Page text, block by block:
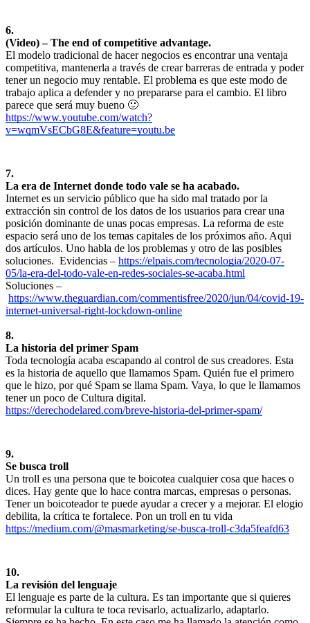
6.
(Video) – The end of competitive advantage.
El modelo tradicional de hacer negocios es encontrar una ventaja
competitiva, mantenerla a través de crear barreras de entrada y poder
tener un negocio muy rentable. El problema es que este modo de
trabajo aplica a defender y no prepararse para el cambio. El libro
parece que será muy bueno 🙂
https://www.youtube.com/watch?
v=wqmVsECbG8E&feature=youtu.be
7.
La era de Internet donde todo vale se ha acabado.
Internet es un servicio público que ha sido mal tratado por la
extracción sin control de los datos de los usuarios para crear una
posición dominante de unas pocas empresas. La reforma de este
espacio será uno de los temas capitales de los próximos año. Aqui
dos artículos. Uno habla de los problemas y otro de las posibles
soluciones. Evidencias – https://elpais.com/tecnologia/2020-07-
05/la-era-del-todo-vale-en-redes-sociales-se-acaba.html
Soluciones –
https://www.theguardian.com/commentisfree/2020/jun/04/covid-19-
internet-universal-right-lockdown-online
8.
La historia del primer Spam
Toda tecnología acaba escapando al control de sus creadores. Esta
es la historia de aquello que llamamos Spam. Quién fue el primero
que le hizo, por qué Spam se llama Spam. Vaya, lo que le llamamos
tener un poco de Cultura digital.
https://derechodelared.com/breve-historia-del-primer-spam/
9.
Se busca troll
Un troll es una persona que te boicotea cualquier cosa que haces o
dices. Hay gente que lo hace contra marcas, empresas o personas.
Tener un boicoteador te puede ayudar a crecer y a mejorar. El elogio
debilita, la crítica te fortalece. Pon un troll en tu vida
https://medium.com/@masmarketing/se-busca-troll-c3da5feafd63
10.
La revisión del lenguaje
El lenguaje es parte de la cultura. Es tan importante que si quieres
reformular la cultura te toca revisarlo, actualizarlo, adaptarlo.